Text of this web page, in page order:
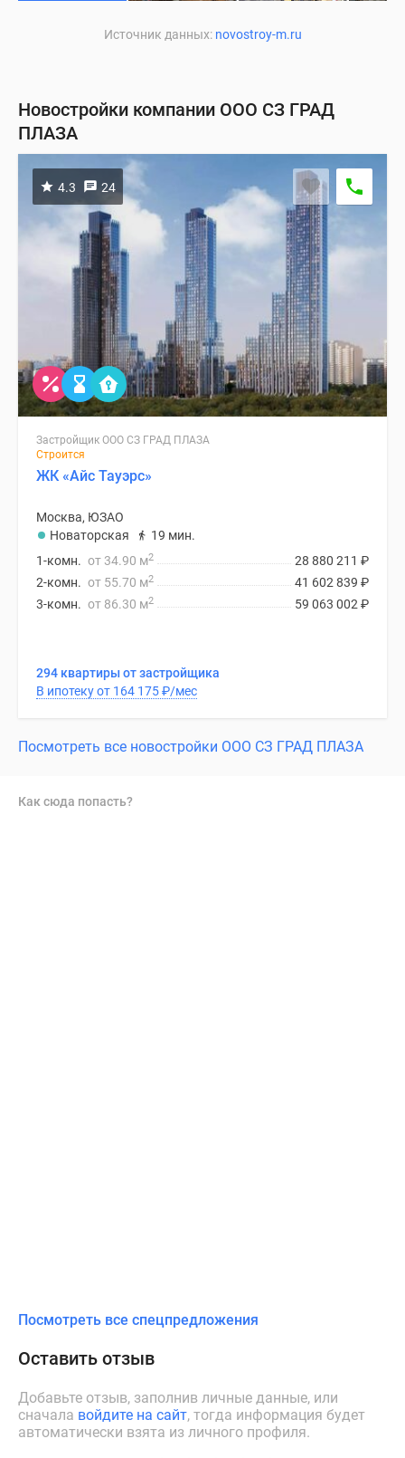
Источник данных: novostroy-m.ru
Новостройки компании ООО СЗ ГРАД
ПЛАЗА
4.3 24
Застройщик ООО СЗ ГРАД ПЛАЗА
Строится
ЖК «Айс Тауэрс»
Москва, ЮЗАО
Новаторская
19 мин.
28 880 211 ₽
1-комн. от 34.90 м2
41 602 839 ₽
2-комн. от 55.70 м2
59 063 002 ₽
3-комн. от 86.30 м2
294 квартиры от застройщика
В ипотеку от 164 175₽/мес
Посмотреть все новостройки ООО СЗ ГРАД ПЛАЗА
Как сюда попасть?
Посмотреть все спецпредложения
Оставить отзыв
Добавьте отзыв, заполнив личные данные, или
сначала войдите на сайт, тогда информация будет
автоматически взята из личного профиля.